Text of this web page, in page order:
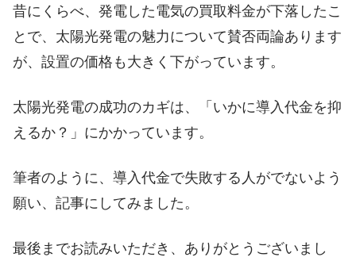
昔にくらべ、発電した電気の買取料金が下落したこ
とで、太陽光発電の魅力について賛否両論あります
が、設置の価格も大きく下がっています。
太陽光発電の成功のカギは、「いかに導入代金を抑
えるか？」にかかっています。
筆者のように、導入代金で失敗する人がでないよう
願い、記事にしてみました。
最後までお読みいただき、ありがとうございまし